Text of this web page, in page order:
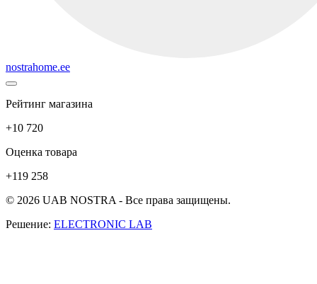
nostrahome.ee
Рейтинг магазина
+10 720
Оценка товара
+119 258
© 2026 UAB NOSTRA - Все права защищены.
Решение: ELECTRONIC LAB